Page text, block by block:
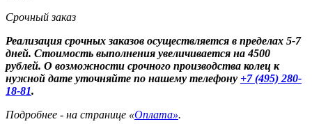
Срочный заказ
Реализация срочных заказов осуществляется в пределах 5-7
дней. Стоимость выполнения увеличивается на 4500
рублей. О возможности срочного производства колец к
нужной дате уточняйте по нашему телефону +7 (495) 280-
18-81.
Подробнее - на странице «Оплата».